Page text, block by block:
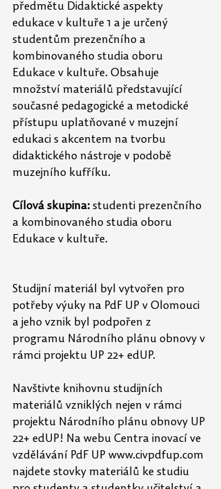
předmětu Didaktické aspekty
edukace v kultuře 1 a je určený
studentům prezenčního a
kombinovaného studia oboru
Edukace v kultuře. Obsahuje
množství materiálů představující
současné pedagogické a metodické
přístupu uplatňované v muzejní
edukaci s akcentem na tvorbu
didaktického nástroje v podobě
muzejního kufříku.
Cílová skupina: studenti prezenčního
a kombinovaného studia oboru
Edukace v kultuře.
Studijní materiál byl vytvořen pro
potřeby výuky na PdF UP v Olomouci
a jeho vznik byl podpořen z
programu Národního plánu obnovy v
rámci projektu UP 22+ edUP.
Navštivte knihovnu studijních
materiálů vzniklých nejen v rámci
projektu Národního plánu obnovy UP
22+ edUP! Na webu Centra inovací ve
vzdělávání PdF UP www.civpdfup.com
najdete stovky materiálů ke studiu